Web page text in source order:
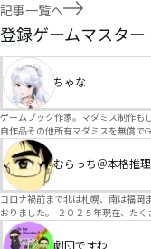
記事一覧へ
GM
登録ゲームマスター
ちゃな
ゲームブック作家。マダミス制作も
自作品その他所有マダミスを無償で
ぞ。
むらっち＠本格推
コロナ禍前まで北は札幌、南は福岡
おりました。 ２０２５年現在、たくさんのマダミスシナリオが増えました。 エモい物語体験重視の
シナリオがマダミス・マーダーミ
リオは簡単に遊べます。 しかし、２～３時間ずっと考え＆議論して、見たことないトリックが解け